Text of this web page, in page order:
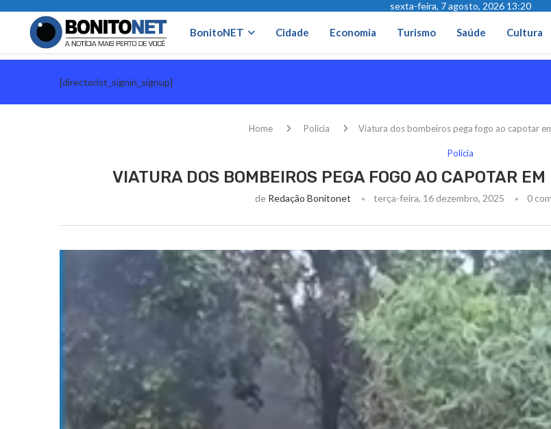
sexta-feira, 7 agosto, 2026 13:20
BonitoNET Cidade Economia Turismo Saúde Cultura
[directorist_signin_signup]
Home Polícia Viatura dos bombeiros pega fogo ao capotar
Polícia
VIATURA DOS BOMBEIROS PEGA FOGO AO CAPOTAR
de Redação Bonitonet terça-feira, 16 dezembro, 2025 0